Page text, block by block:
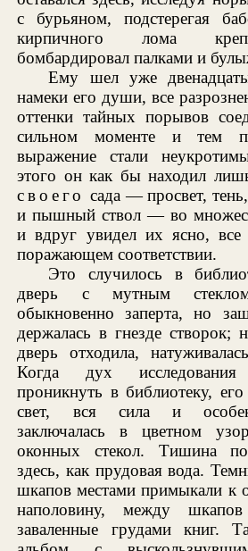
с бурьяном, подстерегая
кирпичного лома
бомбардировал палками и
Ему шел уже
намеки его души, все
оттенки тайных порывов
сильном моменте и тем
выражение стали
этого он как бы находил
своего сада — просвет,
и пышный ствол — во
и вдруг увидел их ясно,
поражающем соответствии.
Это случилось в
дверь с мутным
обыкновенно заперта, но
держалась в гнезде створок;
дверь отходила,
Когда дух
проникнуть в библиотеку,
свет, вся сила и
заключалась в цветном
оконных стекол. Тишина
здесь, как прудовая вода.
шкапов местами примыкали к
наполовину, между
заваленные грудами книг.